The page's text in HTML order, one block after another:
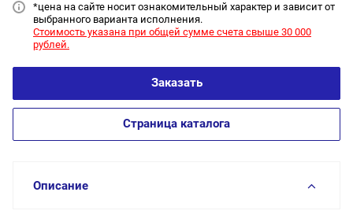
*цена на сайте носит ознакомительный характер и зависит от
выбранного варианта исполнения.
Стоимость указана при общей сумме счета свыше 30 000
рублей.
Заказать
Страница каталога
Описание